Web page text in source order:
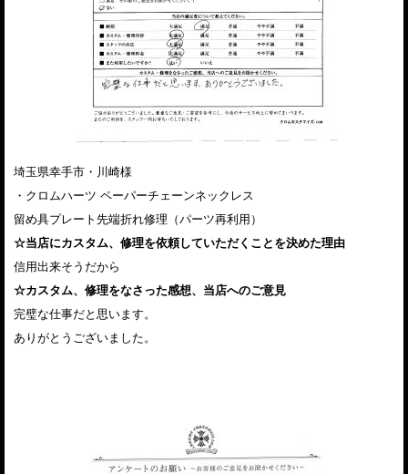
埼玉県幸手市・川崎様
・クロムハーツ ペーパーチェーンネックレス
留め具プレート先端折れ修理（パーツ再利用）
☆当店にカスタム、修理を依頼していただくことを決めた理由
信用出来そうだから
☆カスタム、修理をなさった感想、当店へのご意見
完璧な仕事だと思います。
ありがとうございました。